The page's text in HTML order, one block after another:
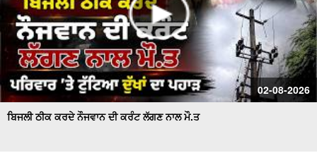
02-08-2026
ਬਿਜਲੀ ਠੀਕ ਕਰਦੇ ਨੌਜਵਾਨ ਦੀ ਕਰੰਟ ਲੱਗਣ ਨਾਲ ਮੌ.ਤ